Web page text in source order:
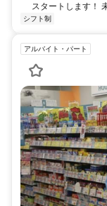
スタートします！
シフト制
アルバイト・パート